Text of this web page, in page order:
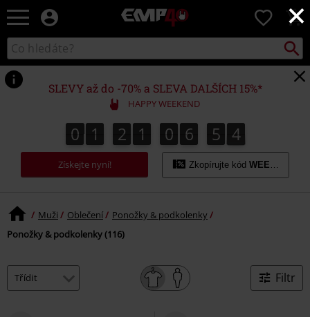
×
EMP
Hudba,
filmy
&
seriály,
Merch
pro
hráče,
Alternativní
móda
0
Katalog
vyhledávání
SLEVY až do -70% a SLEVA DALŠÍCH 15%*
HAPPY WEEKEND
0
0 1
1 2
2 1
1 0
0 6
7
6 5
0
5 2
3
2
4
3
Získejte nyní! Zkopírujte kód WEEKEND
Muži Oblečení
Ponožky & podkolenky
Ponožky & podkolenky (116)
Filtr